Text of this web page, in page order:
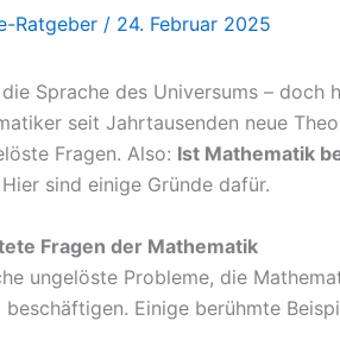
Ratgeber / 24. Februar 2025
Sprache des Universums –
seit Jahrtausenden neue
Fragen. Also: Ist Mathematik
Hier sind einige Gründe dafür.
Fragen der Mathematik
ungelöste Probleme, die
Einige berühmte